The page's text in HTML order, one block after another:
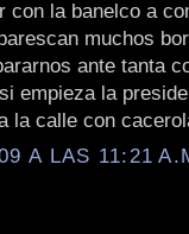
con la banelco a
muchos
ante tanta
empieza la
la calle con
A LAS 11:21